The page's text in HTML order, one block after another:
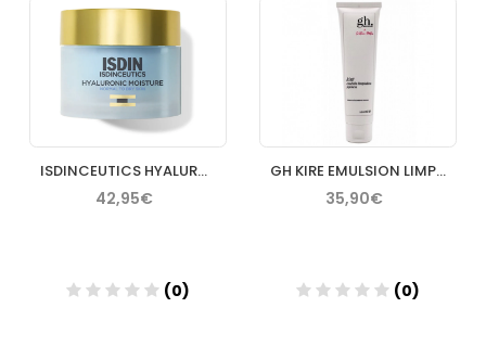
Añadir Añadir
ISDINCEUTICS HYALURONIC MOISTURE NORMAL TO DRY SKIN 1 TARRO
42,95€
(0)
GH KIRE EMULSION LIMPIADORA 100 ML
35,90€
(0)